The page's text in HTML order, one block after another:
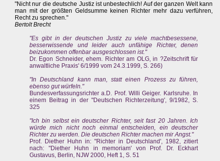
"Nicht nur die deutsche Justiz ist unbestechlich! Auf der ganzen Welt kann
man mit der größten Geldsumme keinen Richter mehr dazu verführen,
Recht zu sprechen."
Bertolt Brecht
"Es gibt in der deutschen Justiz zu viele machtbesessene,
besserwissende und leider auch unfähige Richter, denen
beizukommen offenbar ausgeschlossen ist."
Dr. Egon Schneider, ehem. Richter am OLG, in ?Zeitschrift für
anwaltliche Praxis' 6/1999 vom 24.3.1999, S. 266)
"In Deutschland kann man, statt einen Prozess zu führen,
ebenso gut würfeln."
Bundesverfassungsrichter a.D. Prof. Willi Geiger. Karlsruhe. In
einem Beitrag in der "Deutschen Richterzeitung', 9/1982, S.
325
"Ich bin selbst ein deutscher Richter, seit fast 20 Jahren. Ich
würde mich nicht noch einmal entscheiden, ein deutscher
Richter zu werden. Die deutschen Richter machen mir Angst."
Prof. Diether Huhn in: "Richter in Deutschland', 1982, zitiert
nach: "Diether Huhn in memoriam' von Prof. Dr. Eckhart
Gustavus, Berlin, NJW 2000, Heft 1, S. 51